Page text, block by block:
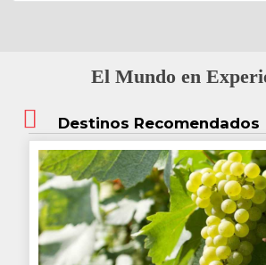
El Mundo en
Destinos Recomendados